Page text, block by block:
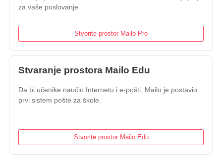
za vaše poslovanje.
Stvorite prostor Mailo Pro
Stvaranje prostora Mailo Edu
Da bi učenike naučio Internetu i e-pošti, Mailo je postavio
prvi sistem pošte za škole.
Stvorite prostor Mailo Edu